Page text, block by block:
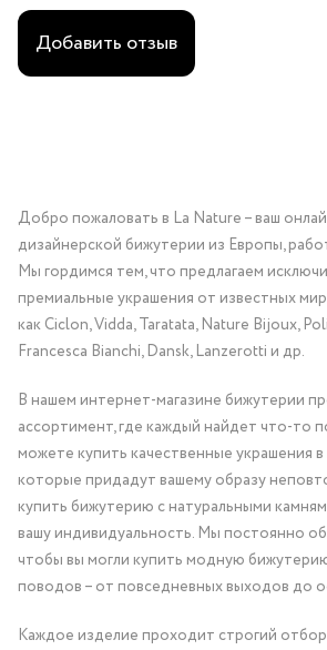
Добавить отзыв
Добро пожаловать в La Nature – ваш
дизайнерской бижутерии из Европы,
Мы гордимся тем, что предлагаем
премиальные украшения от известных
как Ciclon, Vidda, Taratata, Nature Bijoux,
Francesca Bianchi, Dansk, Lanzerotti и др.
В нашем интернет-магазине бижутерии
ассортимент, где каждый найдет что-то
можете купить качественные украшения
которые придадут вашему образу
купить бижутерию с натуральными
вашу индивидуальность. Мы постоянно
чтобы вы могли купить модную
поводов – от повседневных выходов до
Каждое изделие проходит строгий